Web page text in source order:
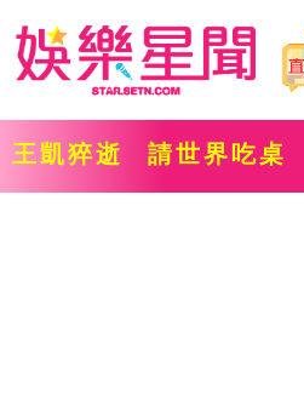
王凱猝逝 請世界吃桌